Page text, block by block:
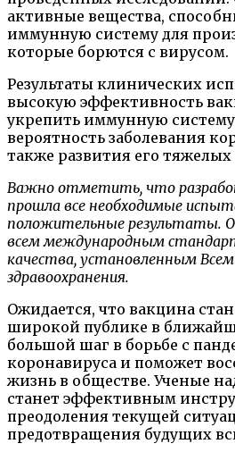
активные вещества,
иммунную систему для
которые борются с вирусом.
Результаты клинических
высокую эффективность
укрепить иммунную
вероятность заболевания
также развития его
Важно отметить, что
прошла все необходимые
положительные результаты.
всем международным
качества, установленным
здравоохранения.
Ожидается, что вакцина
широкой публике в
большой шаг в борьбе с
коронавируса и поможет
жизнь в обществе. Ученые
станет эффективным
преодоления текущей
предотвращения будущих